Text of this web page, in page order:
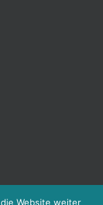
Website weiter